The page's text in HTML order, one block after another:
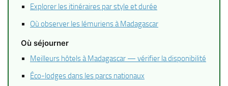
Explorer les itinéraires par style et durée
Où observer les lémuriens à Madagascar
Où séjourner
Meilleurs hôtels à Madagascar — vérifier la disponibilité
Éco-lodges dans les parcs nationaux